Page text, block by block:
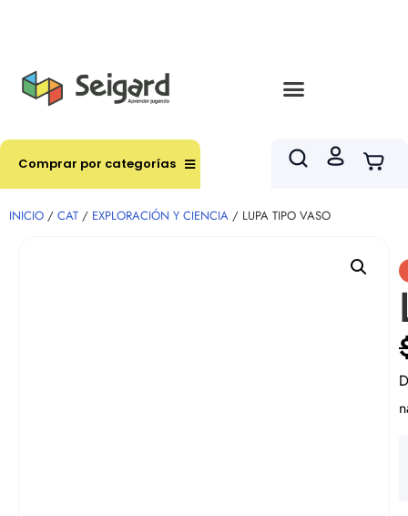
Comprar por categorías
INICIO / CAT / EXPLORACIÓN Y CIENCIA / LUPA TIPO VASO